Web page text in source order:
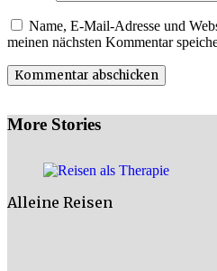
Name, E-Mail-Adresse und
meinen nächsten Kommentar
More Stories
Alleine Reisen